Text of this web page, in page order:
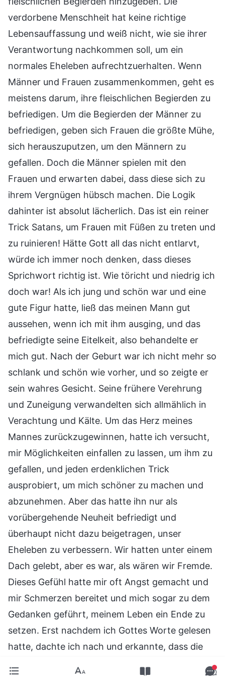
verdorbene Menschheit hat keine richtige
Lebensauffassung und weiß nicht, wie sie ihrer
Verantwortung nachkommen soll, um ein
normales Eheleben aufrechtzuerhalten. Wenn
Männer und Frauen zusammenkommen, geht es
meistens darum, ihre fleischlichen Begierden zu
befriedigen. Um die Begierden der Männer zu
befriedigen, geben sich Frauen die größte Mühe,
sich herauszuputzen, um den Männern zu
gefallen. Doch die Männer spielen mit den
Frauen und erwarten dabei, dass diese sich zu
ihrem Vergnügen hübsch machen. Die Logik
dahinter ist absolut lächerlich. Das ist ein reiner
Trick Satans, um Frauen mit Füßen zu treten und
zu ruinieren! Hätte Gott all das nicht entlarvt,
würde ich immer noch denken, dass dieses
Sprichwort richtig ist. Wie töricht und niedrig ich
doch war! Als ich jung und schön war und eine
gute Figur hatte, ließ das meinen Mann gut
aussehen, wenn ich mit ihm ausging, und das
befriedigte seine Eitelkeit, also behandelte er
mich gut. Nach der Geburt war ich nicht mehr so
schlank und schön wie vorher, und so zeigte er
sein wahres Gesicht. Seine frühere Verehrung
und Zuneigung verwandelten sich allmählich in
Verachtung und Kälte. Um das Herz meines
Mannes zurückzugewinnen, hatte ich versucht,
mir Möglichkeiten einfallen zu lassen, um ihm zu
gefallen, und jeden erdenklichen Trick
ausprobiert, um mich schöner zu machen und
abzunehmen. Aber das hatte ihn nur als
vorübergehende Neuheit befriedigt und
überhaupt nicht dazu beigetragen, unser
Eheleben zu verbessern. Wir hatten unter einem
Dach gelebt, aber es war, als wären wir Fremde.
Dieses Gefühl hatte mir oft Angst gemacht und
mir Schmerzen bereitet und mich sogar zu dem
Gedanken geführt, meinem Leben ein Ende zu
setzen. Erst nachdem ich Gottes Worte gelesen
hatte, dachte ich nach und erkannte, dass die
echt war. Ihm hatte nur mein Aussehen gefallen.